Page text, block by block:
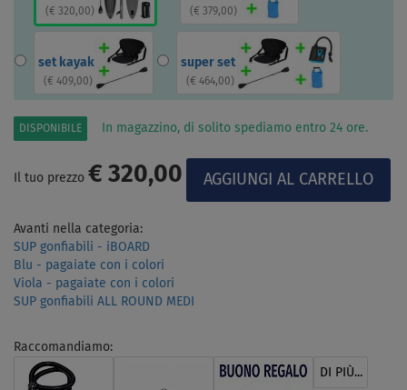
( € 320,00) (€ 379,00)
set kayak
( € 409,00)
super set
(€ 464,00)
DISPONIBILE In magazzino, di solito spediamo entro 24 ore.
Il tuo prezzo € 320,00
Avanti nella categoria:
SUP gonfiabili - iBOARD
Blu - pagaiate con i colori
Viola - pagaiate con i colori
SUP gonfiabili ALL ROUND MEDI
Raccomandiamo:
DI PIÙ...